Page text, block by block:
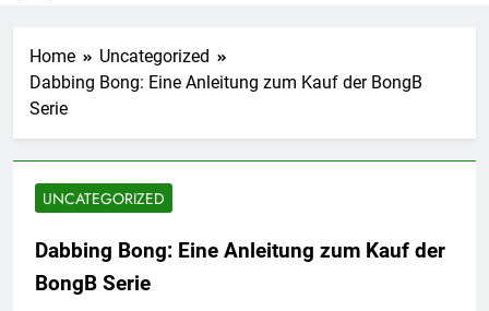
Home
Uncategorized
Dabbing Bong: Eine Anleitung zum Kauf der BongB
Serie
UNCATEGORIZED
Dabbing Bong: Eine Anleitung zum Kauf der
BongB Serie